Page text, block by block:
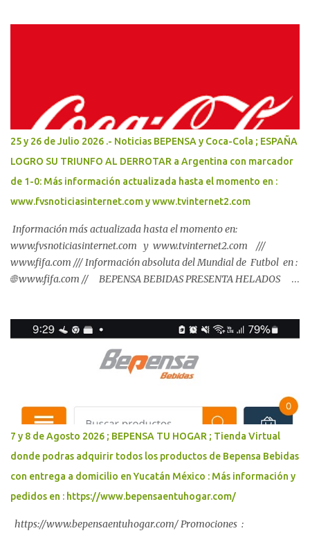
para acercar oportunidades de desarrollo, deporte, cultura y
educación a las juventudes, como parte de la estrategia impulsada
por la Presidenta Claudia Sheinbaum Pardo. La coordinación entre
el Gobierno del Renacimiento Maya y el Gobierno de México
continúa traduciéndose en acciones concretas para atender las
causas de las violencias, prevenir las adicciones y fortalecer el
biene...
25 y 26 de Julio 2026 .- Noticias BEPENSA y Coca-Cola ; ESPAÑA
LOGRO SU TRIUNFO AL DERROTAR a Argentina con marcador
de 1-0: Más información actualizada hasta el momento en :
www.fvsnoticiasinternet.com y www.tvinternet2.com
Información más actualizada hasta el momento en:
www.fvsnoticiasinternet.com y www.tvinternet2.com ///
www.fifa.com /// Información absoluta del Mundial de Futbol en :
🌐 www.fifa.com // BEPENSA BEBIDAS PRESENTA HELADOS
7 y 8 de Agosto 2026 ; BEPENSA TU HOGAR ; Tienda Virtual
donde podras adquirir todos los productos de Bepensa Bebidas
con entrega a domicilio en Yucatán México : Más información y
pedidos en : https://www.bepensaentuhogar.com/
https://www.bepensaentuhogar.com/ Promociones :